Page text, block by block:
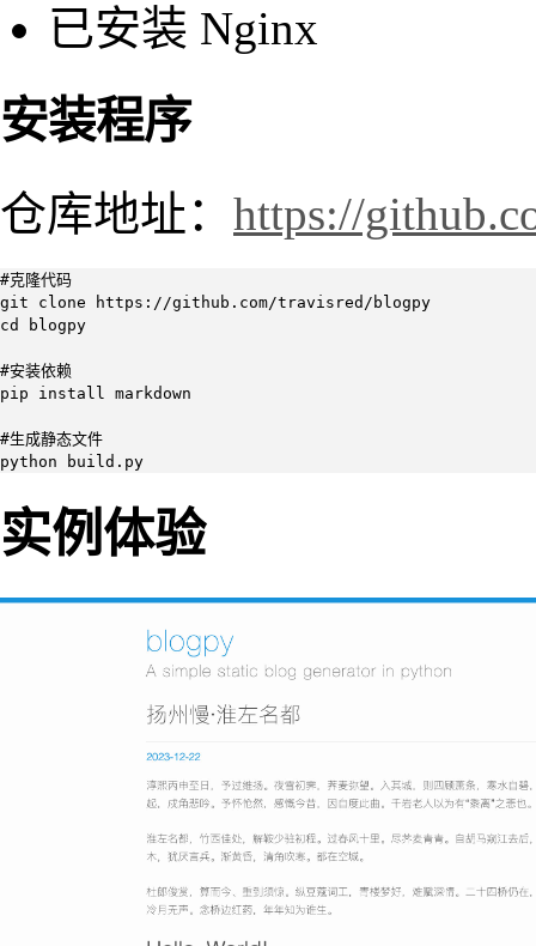
已安装 Nginx
安装程序
仓库地址： https://
#克隆代码
git clone https://github.com/travisred/blogpy
cd blogpy
#安装依赖
pip install markdown
#生成静态文件
python build.py
实例体验